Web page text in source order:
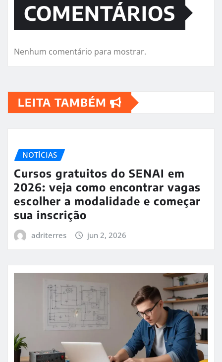
COMENTÁRIOS
Nenhum comentário para mostrar.
LEITA TAMBÉM
NOTÍCIAS
Cursos gratuitos do SENAI em
2026: veja como encontrar vagas
escolher a modalidade e começar
sua inscrição
adriterres jun 2, 2026